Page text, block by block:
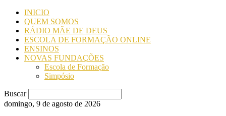
INICIO
QUEM SOMOS
RÁDIO MÃE DE DEUS
ESCOLA DE FORMAÇÃO ONLINE
ENSINOS
NOVAS FUNDAÇÕES
Escola de Formação
Simpósio
Buscar
domingo, 9 de agosto de 2026